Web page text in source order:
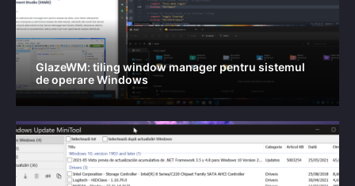
GlazeWM: tiling window manager pentru sistemul
de operare Windows